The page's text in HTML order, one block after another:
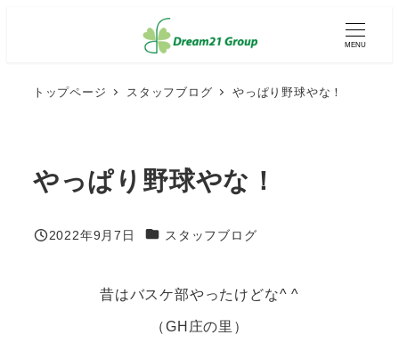
MENU
トップページ スタッフブログ やっぱり野球やな！
やっぱり野球やな！
投稿日
2022年9月7日 カテゴリー
スタッフブログ
昔はバスケ部やったけどな^ ^
（GH庄の里）